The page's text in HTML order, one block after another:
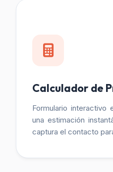
Calculador de
Formulario interactivo
una estimación
captura el contacto